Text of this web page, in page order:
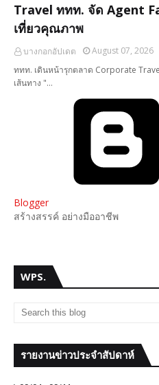
Travel ททท. จัด Agent
เที่ยวคุณภาพ
บางกอกอัปเดต
August 07, 2026
ททท. เดินหน้ารุกตลาด Corporate
เส้นทาง "…
Blogger
สร้างสรรค์ อย่างมืออาชีพ
WPS.
รายงานข่าวประจำสัปดาห์